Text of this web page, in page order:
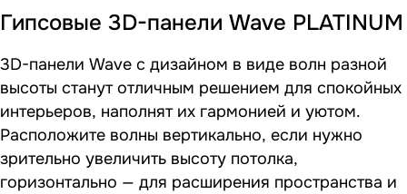
Гипсовые 3D-панели Wave PLATINUM
3D-панели Wave с дизайном в виде волн разной
высоты станут отличным решением для спокойных
интерьеров, наполнят их гармонией и уютом.
Расположите волны вертикально, если нужно
зрительно увеличить высоту потолка,
горизонтально — для расширения пространства и